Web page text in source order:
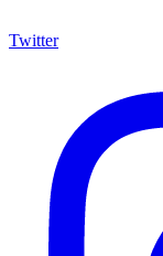
Twitter